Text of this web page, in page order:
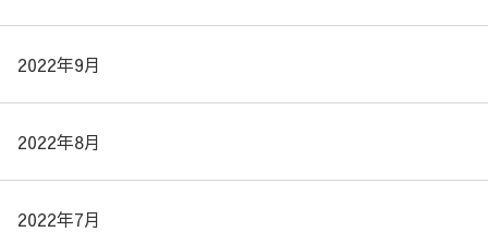
2022年9月
2022年8月
2022年7月